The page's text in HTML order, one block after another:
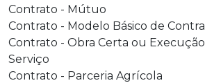
Contrato - Mútuo
Contrato - Modelo Básico de
Contrato - Obra Certa ou
Serviço
Contrato - Parceria Agrícola